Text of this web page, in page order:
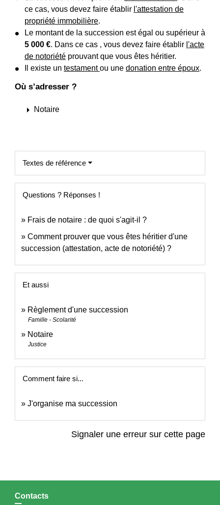
ce cas, vous devez faire établir l'attestation de
propriété immobilière.
Le montant de la succession est égal ou supérieur à
5 000 €. Dans ce cas , vous devez faire établir l'acte
de notoriété prouvant que vous êtes héritier.
Il existe un testamentou une donation entre époux.
Où s’adresser ?
arrow_right Notaire
Textes de référence
Questions ? Réponses !
Frais de notaire : de quoi s'agit-il ?
Comment prouver que vous êtes héritier d'une
succession (attestation, acte de notoriété) ?
Et aussi
Règlement d'une succession
Famille - Scolarité
Notaire
Justice
Comment faire si...
J'organise ma succession
Signaler une erreur sur cette page
Contacts